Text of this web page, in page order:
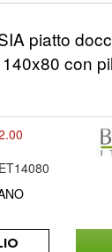
piatto
con